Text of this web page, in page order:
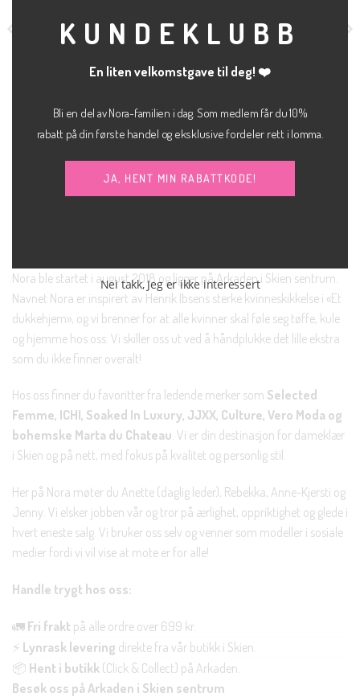
kr400.00 JEANS
C4046
kr500.00
Nora ble startet i august 2018 og ligger på Arkaden i Skien sentrum.
Navnet Nora er inspirert av Henrik Ibsens sterke kvinneskikkelse i «Et
dukkehjem», og vi brenner for at alle kvinner skal føle seg tøffe, kule
og hjemme hos oss. Vi skiller oss ut ved å håndplukke det lille ekstra
som du ikke finner overalt!
Hos oss finner du favoritter fra ledende merker som Selected
Femme, ICHI, Soaked In Luxury, JJXX, Culture, Vero Moda og
bohemske Marta du Chateau. Vi er din destinasjon for dameklær
i Skien og på nett, med fokus på kvalitet og personlig stil.
Her på Nora møter du Anette (daglig leder), Rebekka, Anne-Kjersti og
Jenny. Vi elsker jobben vår og tror på ærlighet, oppriktighet og glede i
hvert eneste salg. Vi bruker oss selv og venner som modeller i sosiale
medier fordi vi vil vise at mote er for alle!
Handle trygt hos oss:
🚛 Fri frakt på alle ordre over 699 kr.
⚡ Lynrask levering direkte fra vår butikk i Skien.
📦 Hent i butikk (Click & Collect) på Arkaden.
Besøk oss på Arkaden i Skien sentrum
KUNDEKLUBB
En liten velkomstgave til deg! ❤️
Bli en del av Nora-familien i dag. Som medlem får du 10%
rabatt på din første handel og eksklusive fordeler rett i lomma.
JA, HENT MIN RABATTKODE!
Nei takk, Jeg er ikke interessert